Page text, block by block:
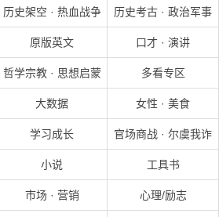
历史架空 · 热血战争 历史考古 · 政治军事
原版英文 口才 · 演讲
哲学宗教 · 思想启蒙 多看专区
大数据 女性 · 美食
学习成长 官场商战 · 尔虞我诈
小说 工具书
市场 · 营销 心理/励志